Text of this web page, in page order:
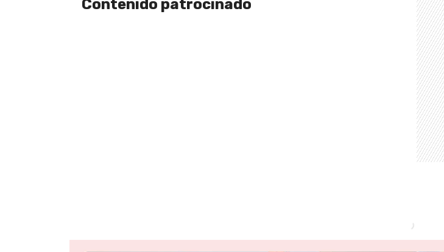
Contenido patrocinado